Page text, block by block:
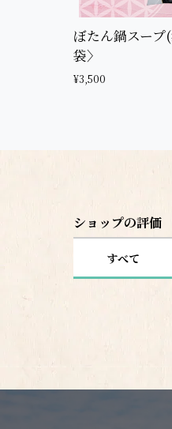
ぼたん鍋スー
袋〉
¥3,500
ショップの評価
すべて